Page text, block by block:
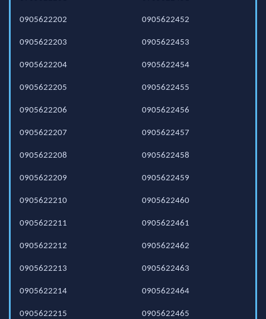
0905622202
0905622203
0905622204
0905622205
0905622206
0905622207
0905622208
0905622209
0905622210
0905622211
0905622212
0905622213
0905622214
0905622215
0905622452
0905622453
0905622454
0905622455
0905622456
0905622457
0905622458
0905622459
0905622460
0905622461
0905622462
0905622463
0905622464
0905622465